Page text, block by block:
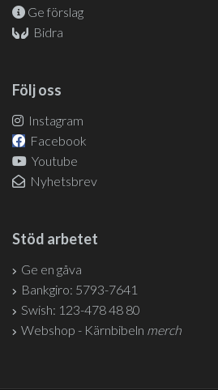
Ge förslag
Bidra
Följ oss
Instagram
Facebook
Youtube
Nyhetsbrev
Stöd arbetet
Ge en gåva
Bankgiro: 5793-7641
Swish: 123-478 48 80
Webshop - Kärnbibeln merch